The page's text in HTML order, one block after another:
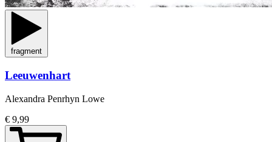
fragment
Leeuwenhart
Alexandra Penrhyn Lowe
€ 9,99